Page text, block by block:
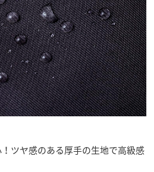
ツヤ感のある厚手の生地で高級感